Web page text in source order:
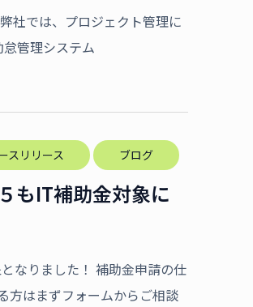
社では、プロジェクト管理に
管理システム
スリリース ブログ
もIT補助金対象に
なりました！ 補助金申請の仕
方はまずフォームからご相談